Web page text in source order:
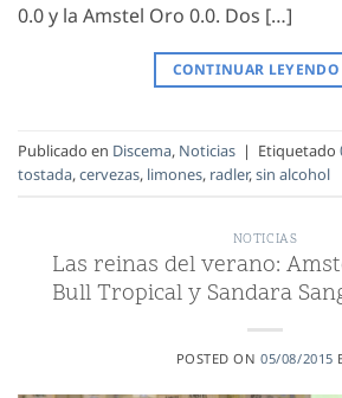
0.0 y la Amstel Oro 0.0. Dos […]
CONTINUAR LEYENDO
Publicado en Discema, Noticias | Etiquetado
tostada,cervezas, limones, radler,sin alcohol
NOTICIAS
Las reinas del verano:
Bull Tropical y Sandara
POSTED ON05/08/2015